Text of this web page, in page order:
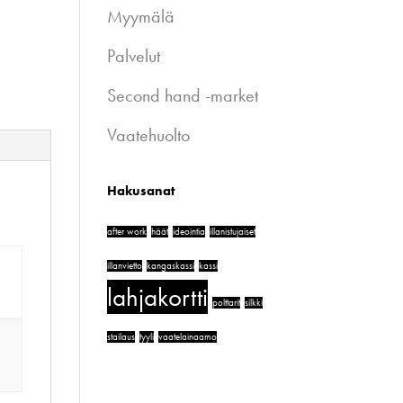
Myymälä
Palvelut
Second hand -market
Vaatehuolto
Hakusanat
after work häät ideointia illanistujaiset
illanvietto kangaskassi kassi
lahjakortti polttarit silkki
stailaus tyyli vaatelainaamo